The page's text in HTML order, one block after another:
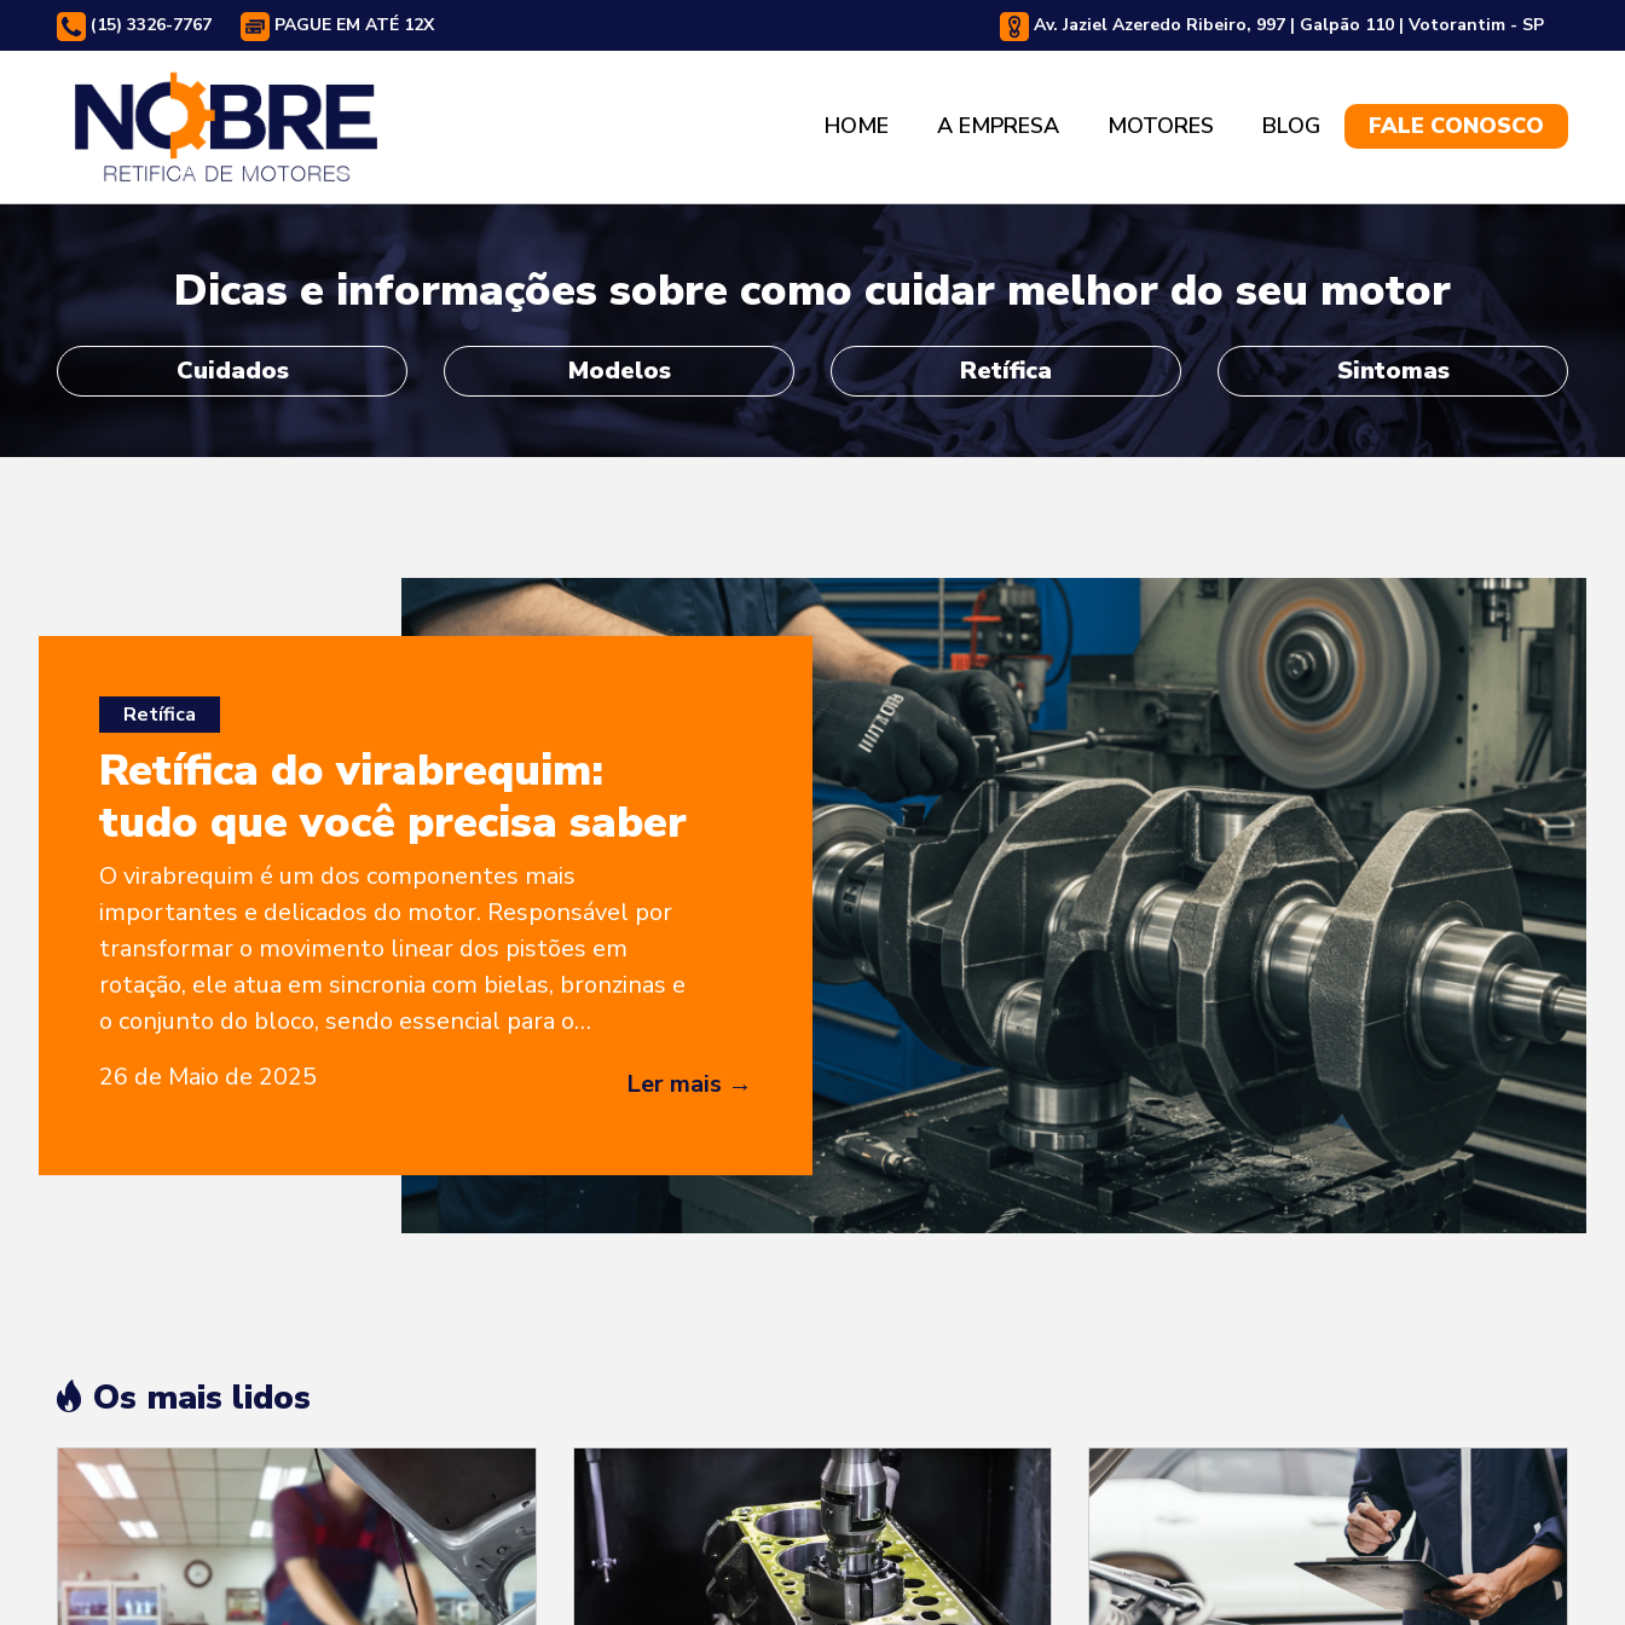
(15) 3326-7767 PAGUE EM ATÉ 12X Av. Jaziel Azeredo Ribeiro, 997 | Galpão 110 | Votorantim - SP
HOME A EMPRESA MOTORES BLOG FALE CONOSCO
Dicas e informações sobre como cuidar melhor do seu motor
Cuidados Modelos Retífica Sintomas
Retífica
Retífica do virabrequim:
tudo que você precisa saber
O virabrequim é um dos componentes mais
importantes e delicados do motor. Responsável por
transformar o movimento linear dos pistões em
rotação, ele atua em sincronia com bielas, bronzinas e
o conjunto do bloco, sendo essencial para o
danificado, o virabrequim pode comprometer todo o
desempenho, ruídos anormais, superaquecimento e,
em casos extremos, à quebra total do motor.Neste
retificaçãoQuando ela é realmente recomendadaRiscos
serviçoO que é a retífica do virabrequimA retífica do
virabrequim consiste em um processo de usinagem
técnica para corrigir desgastes, riscos, empenamentos
ou ovalizações nas superfícies onde se apoiam as
bronzinas. Com a retífica, o componente volta a ter
26 de Maio de 2025 Ler mais →
Os mais lidos